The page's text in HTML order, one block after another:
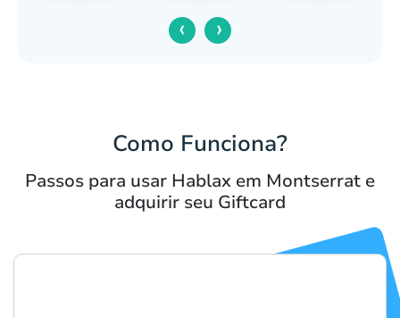
‹ ›
Como Funciona?
Passos para usar Hablax em Montserrat e
adquirir seu Giftcard